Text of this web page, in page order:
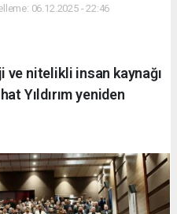
06.12.2025 - 22:46
nitelikli insan kaynağı
Yıldırım yeniden